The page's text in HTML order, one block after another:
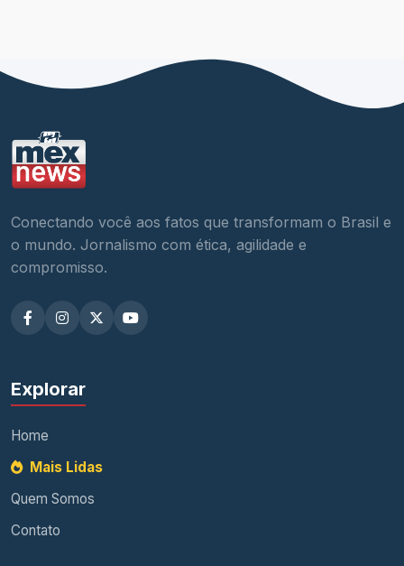
Conectando você aos fatos que transformam o Brasil e
o mundo. Jornalismo com ética, agilidade e
compromisso.
Explorar
Home
Mais Lidas
Quem Somos
Contato